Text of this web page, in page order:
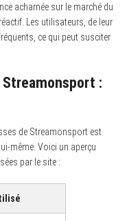
acharnée sur le marché du
Les utilisateurs, de leur
ce qui peut susciter
:
de Streamonsport est
même. Voici un aperçu
par le site :